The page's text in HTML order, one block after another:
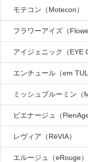
モテコン（Motecon）
フラワーアイズ（
アイジェニック（EYE
エンチュール（em
ミッシュブルーミン（
ピエナージュ（PienAge
レヴィア（RēVIA）
エルージュ（eRouge）